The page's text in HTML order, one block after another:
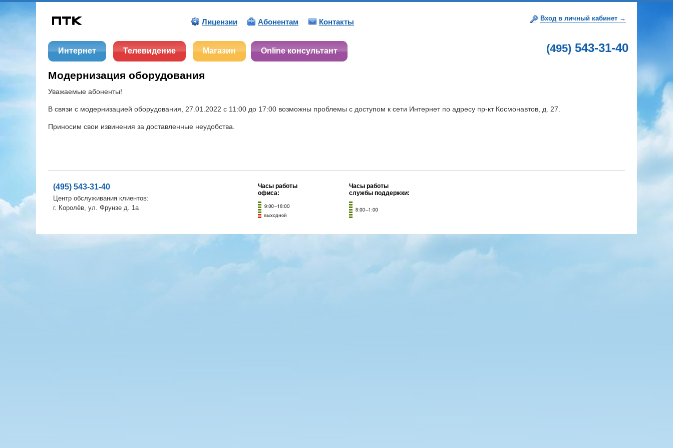
Лицензии Абонентам Контакты Вход в личный кабинет →
Интернет Телевидение Магазин Online консультант (495) 543-31-40
Модернизация оборудования
Уважаемые абоненты!
В связи с модернизацией оборудования, 27.01.2022 с 11:00 до 17:00 возможны проблемы с доступом к сети Интернет по адресу пр-кт Космонавтов, д. 27.
Приносим свои извинения за доставленные неудобства.
(495) 543-31-40
Центр обслуживания клиентов:
г. Королёв, ул. Фрунзе д. 1а
Часы работы
офиса:
Часы работы
службы поддержки: